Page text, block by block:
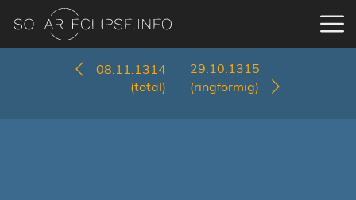
08.11.1314
(total)
29.10.1315
(ringförmig)